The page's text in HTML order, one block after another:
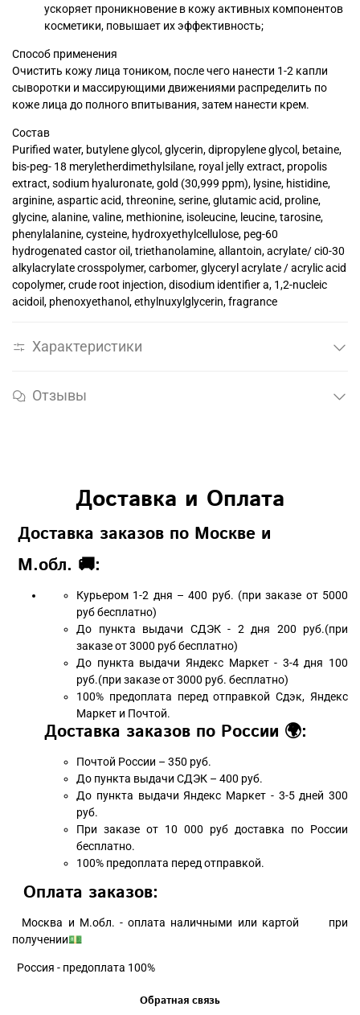
ускоряет проникновение в кожу активных компонентов
косметики, повышает их эффективность;
Способ применения
Очистить кожу лица тоником, после чего нанести 1-2 капли
сыворотки и массирующими движениями распределить по
коже лица до полного впитывания, затем нанести крем.
Состав
Purified water, butylene glycol, glycerin, dipropylene glycol, betaine,
bis-peg- 18 meryletherdimethylsilane, royal jelly extract, propolis
extract, sodium hyaluronate, gold (30,999 ppm), lysine, histidine,
arginine, aspartic acid, threonine, serine, glutamic acid, proline,
glycine, alanine, valine, methionine, isoleucine, leucine, tarosine,
phenylalanine, cysteine, hydroxyethylcellulose, peg-60
hydrogenated castor oil, triethanolamine, allantoin, acrylate/ ci0-30
alkylacrylate crosspolymer, carbomer, glyceryl acrylate / acrylic acid
copolymer, crude root injection, disodium identifier a, 1,2-nucleic
acidoil, phenoxyethanol, ethylnuxylglycerin, fragrance
Характеристики
Отзывы
Доставка и Оплата
Доставка заказов по Москве и
М.обл. 🚚:
Курьером 1-2 дня – 400 руб. (при заказе от 5000
руб бесплатно)
До пункта выдачи СДЭК - 2 дня 200 руб.(при
заказе от 3000 руб бесплатно)
До пункта выдачи Яндекс Маркет - 3-4 дня 100
руб.(при заказе от 3000 руб. бесплатно)
100% предоплата перед отправкой Сдэк, Яндекс
Маркет и Почтой.
Доставка заказов по России 🌍:
Почтой России – 350 руб.
До пункта выдачи СДЭК – 400 руб.
До пункта выдачи Яндекс Маркет - 3-5 дней 300
руб.
При заказе от 10 000 руб доставка по России
бесплатно.
100% предоплата перед отправкой.
Оплата заказов:
Москва и М.обл. - оплата наличными или картой при
получении💵
Россия - предоплата 100%
Обратная связь